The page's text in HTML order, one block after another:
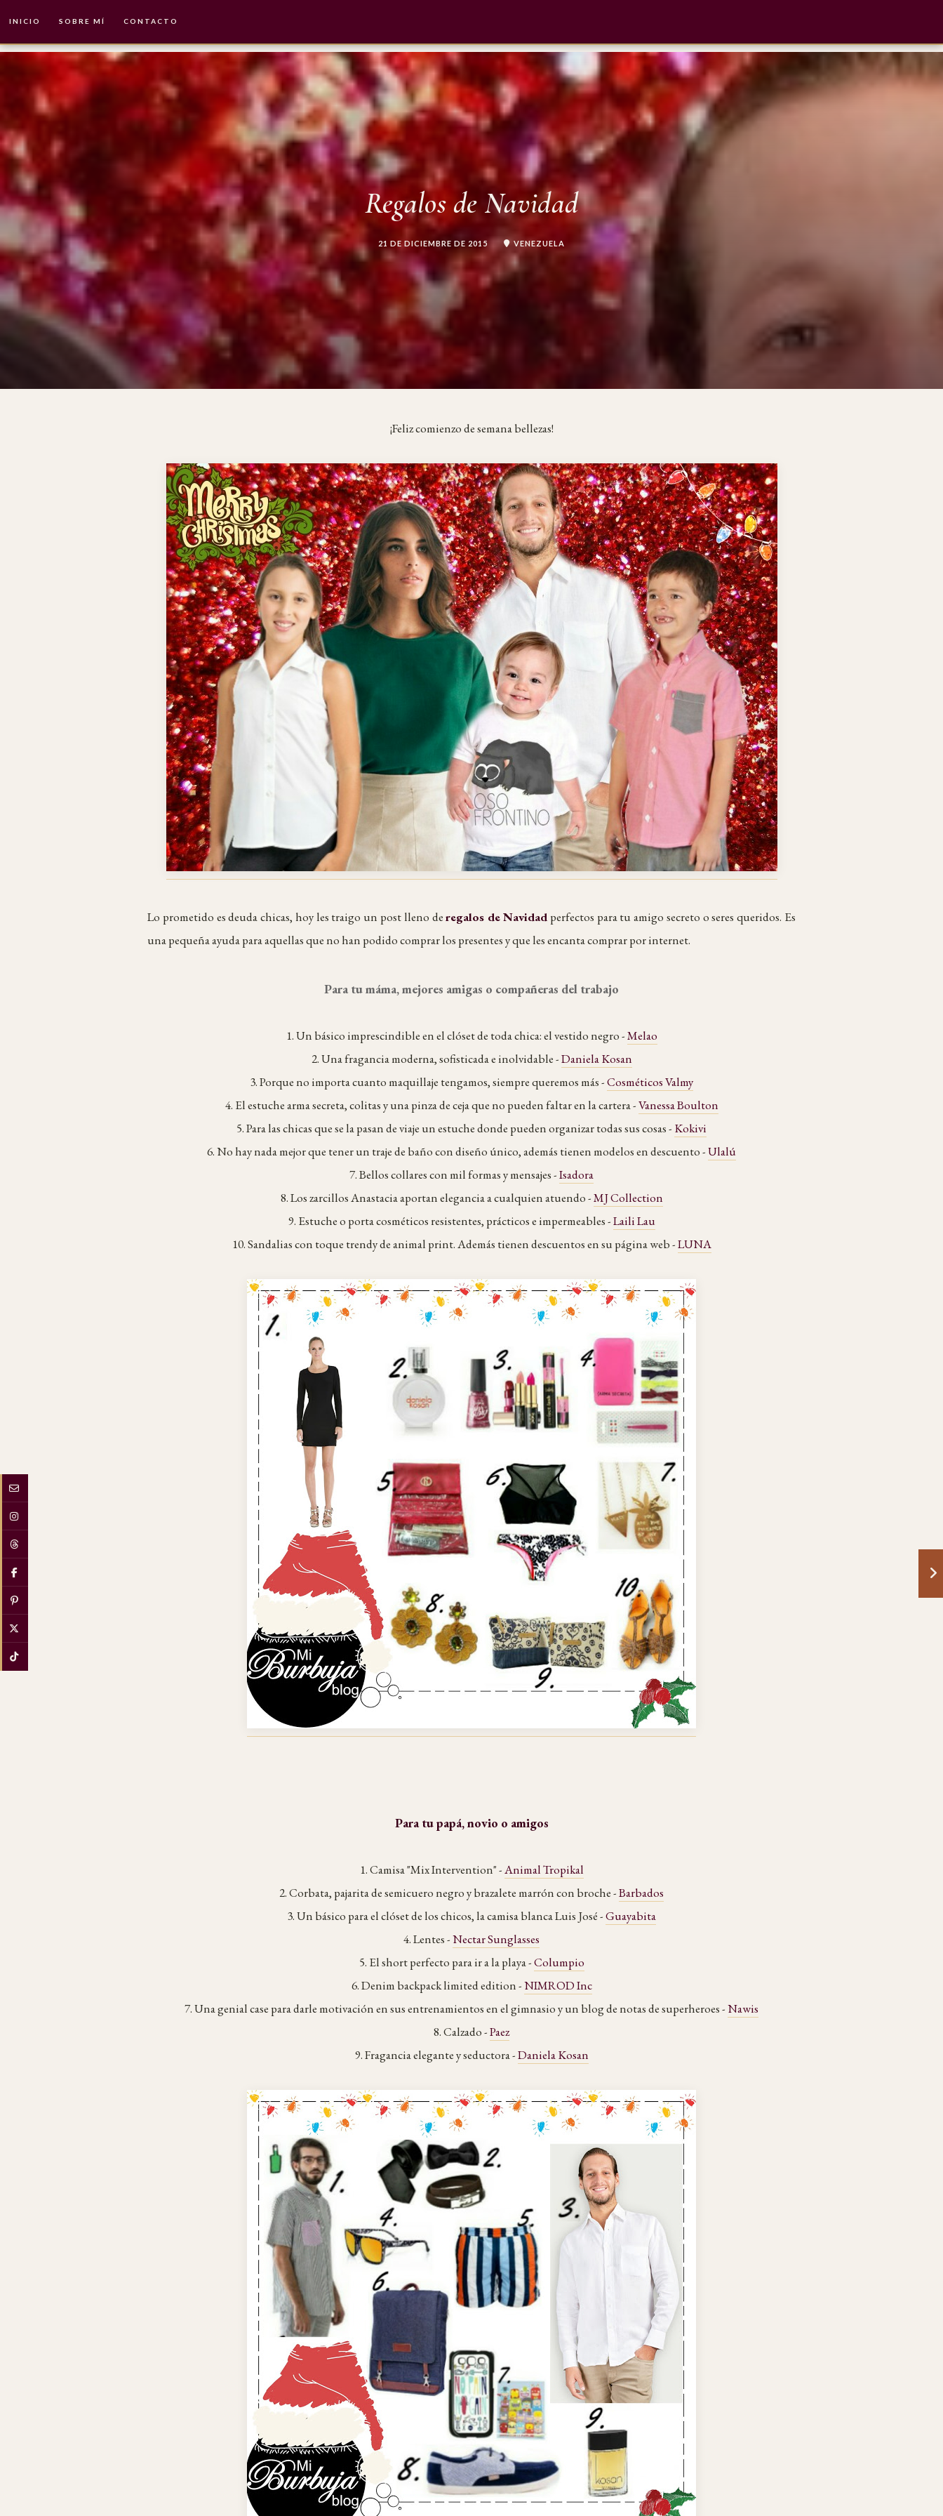
INICIO SOBRE MÍ CONTACTO
Regalos de Navidad
21 DE DICIEMBRE DE 2015 VENEZUELA
¡Feliz comienzo de semana bellezas!
Lo prometido es deuda chicas, hoy les traigo un post lleno deregalos deNavidad perfectos para tu amigo secreto o seres queridos. Es
una pequeña ayuda para aquellas que no han podido comprar los presentes y que les encanta comprar por internet.
Para tu máma, mejores amigas o compañeras del trabajo
1. Un básico imprescindible en el clóset de toda chica: el vestido negro -Melao
2. Una fragancia moderna, sofisticada e inolvidable -Daniela Kosan
3. Porque no importa cuanto maquillaje tengamos, siempre queremos más -Cosméticos Valmy
4. El estuche arma secreta, colitas y una pinza de ceja que no pueden faltar en la cartera -Vanessa Boulton
5. Para las chicas que se la pasan de viaje un estuche donde pueden organizar todas sus cosas - Kokivi
6. No hay nada mejor que tener un traje de baño con diseño único, además tienen modelos en descuento -Ulalú
7. Bellos collares con mil formas y mensajes -Isadora
8. Los zarcillos Anastacia aportan elegancia a cualquien atuendo -MJ Collection
9. Estuche o porta cosméticos resistentes, prácticos e impermeables -Laili Lau
10. Sandalias con toque trendy de animal print. Además tienen descuentos en su página web -LUNA
Para tu papá, novio o amigos
1. Camisa "Mix Intervention" -Animal Tropikal
2. Corbata, pajarita de semicuero negro y brazalete marrón con broche -Barbados
3. Un básico para el clóset de los chicos, la camisa blanca Luis José -Guayabita
4. Lentes -Nectar Sunglasses
5. El short perfecto para ir a la playa -Columpio
6. Denim backpack limited edition -NIMROD Inc
7. Una genial case para darle motivación en sus entrenamientos en el gimnasio y un blog de notas de superheroes -Nawis
8. Calzado -Paez
9. Fragancia elegante y seductora -Daniela Kosan